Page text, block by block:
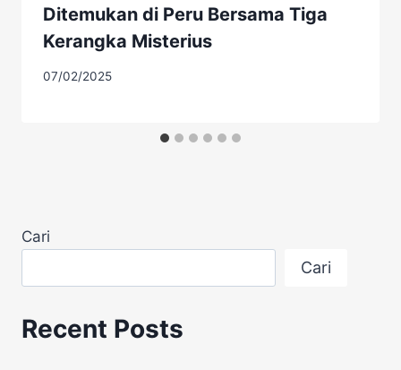
Ditemukan di Peru Bersama Tiga
Kerangka Misterius
07/02/2025
Cari
Cari
Recent Posts